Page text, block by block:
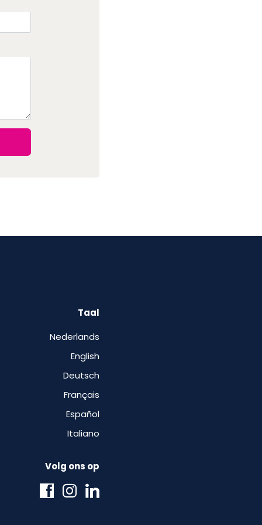
Taal
Nederlands
English
Deutsch
Français
Español
Italiano
Volg ons op